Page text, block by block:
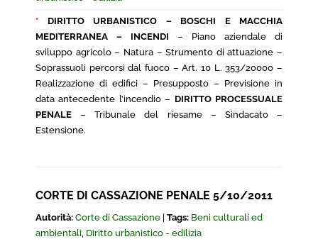
* DIRITTO URBANISTICO – BOSCHI E MACCHIA
MEDITERRANEA – INCENDI – Piano aziendale di
sviluppo agricolo – Natura – Strumento di attuazione –
Soprassuoli percorsi dal fuoco – Art. 10 L. 353/20000 –
Realizzazione di edifici – Presupposto – Previsione in
data antecedente l’incendio – DIRITTO PROCESSUALE
PENALE – Tribunale del riesame – Sindacato –
Estensione.
CORTE DI CASSAZIONE PENALE 5/10/2011
Autorità: Corte di Cassazione Tags: Beni culturali ed
ambientali, Diritto urbanistico - edilizia